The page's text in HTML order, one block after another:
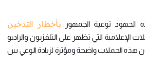
توعية الجمهور بأخطار التدخين
الإعلامية التي تظهر على التلفزيون والراديو
هذه الحملات واضحة ومؤثرة لزيادة الوعي بين